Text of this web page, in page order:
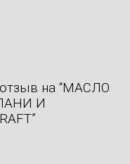
на “МАСЛО
И